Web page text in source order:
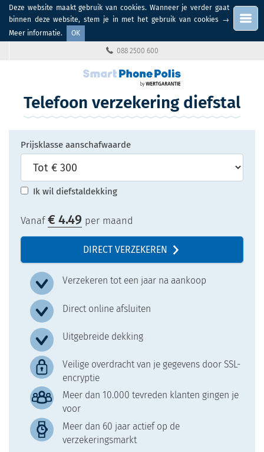
Deze website maakt gebruik van cookies. Wanneer je verder gaat
binnen deze website, stem je in met het gebruik van cookies →
Meer informatie. OK
088 2500 600
Menu
Telefoon verzekering diefstal
Verzekeren tot een jaar na aankoop
Direct online afsluiten
Uitgebreide dekking
Prijsklasse aanschafwaarde
Ik wil diefstaldekking
Vanaf €4.49 per maand
DIRECT VERZEKEREN
Veilige overdracht van je gegevens door SSL-
encryptie
Meer dan 10.000 tevreden klanten gingen je
voor
Meer dan 60 jaar actief op de
verzekeringsmarkt